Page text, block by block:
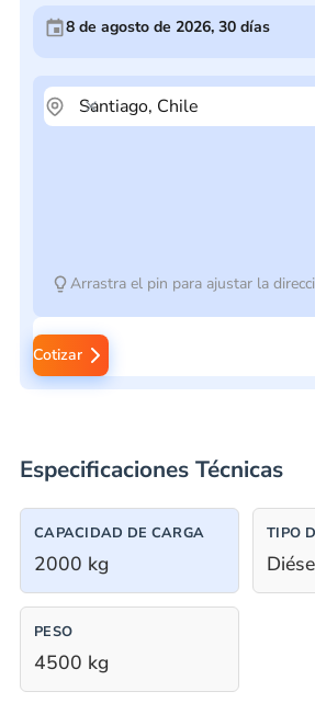
8 de agosto de 2026, 30 días
Arrastra el pin para ajustar la
Cotizar
Especificaciones Técnicas
CAPACIDAD DE CARGA
2000 kg
TIPO
PESO
4500 kg